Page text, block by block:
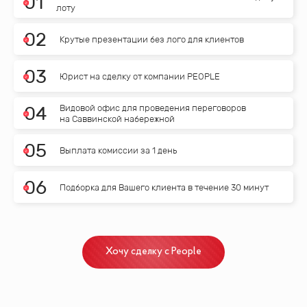
лоту
02 Крутые презентации без лого для клиентов
03 Юрист на сделку от компании PEOPLE
04
Видовой офис для проведения переговоров
на Саввинской набережной
05 Выплата комиссии за 1 день
06 Подборка для Вашего клиента в течение 30 минут
Хочу сделку с People